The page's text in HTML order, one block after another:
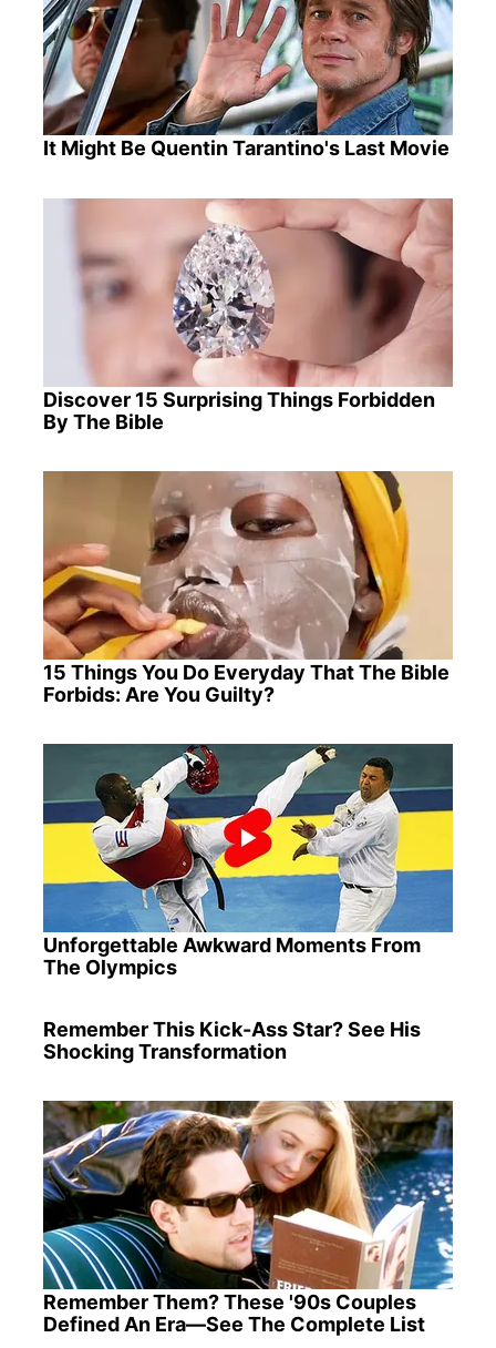
It Might Be Quentin Tarantino's Last Movie
Discover 15 Surprising Things Forbidden
By The Bible
15 Things You Do Everyday That The Bible
Forbids: Are You Guilty?
Unforgettable Awkward Moments From
The Olympics
Remember This Kick-Ass Star? See His
Shocking Transformation
Remember Them? These '90s Couples
Defined An Era—See The Complete List